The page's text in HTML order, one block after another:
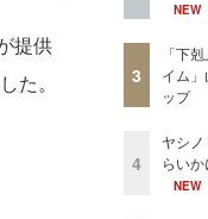
提供
た。
NEW
3
「下
イム
ップ
4
ヤシ
らい
NEW